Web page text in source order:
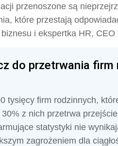
przenoszone są
które przestają
i ekspertka HR, CEO
do przetrwania
tysięcy firm rodzinnych,
z nich przetrwa
statystyki nie
zagrożeniem dla